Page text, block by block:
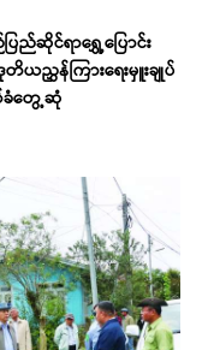
ြည်ဆိုင်ရာရွှေ့ပြောင်း
တိယညွှန်ကြားရေးမှူးချုပ်
က်ခံတွေ့ဆုံ